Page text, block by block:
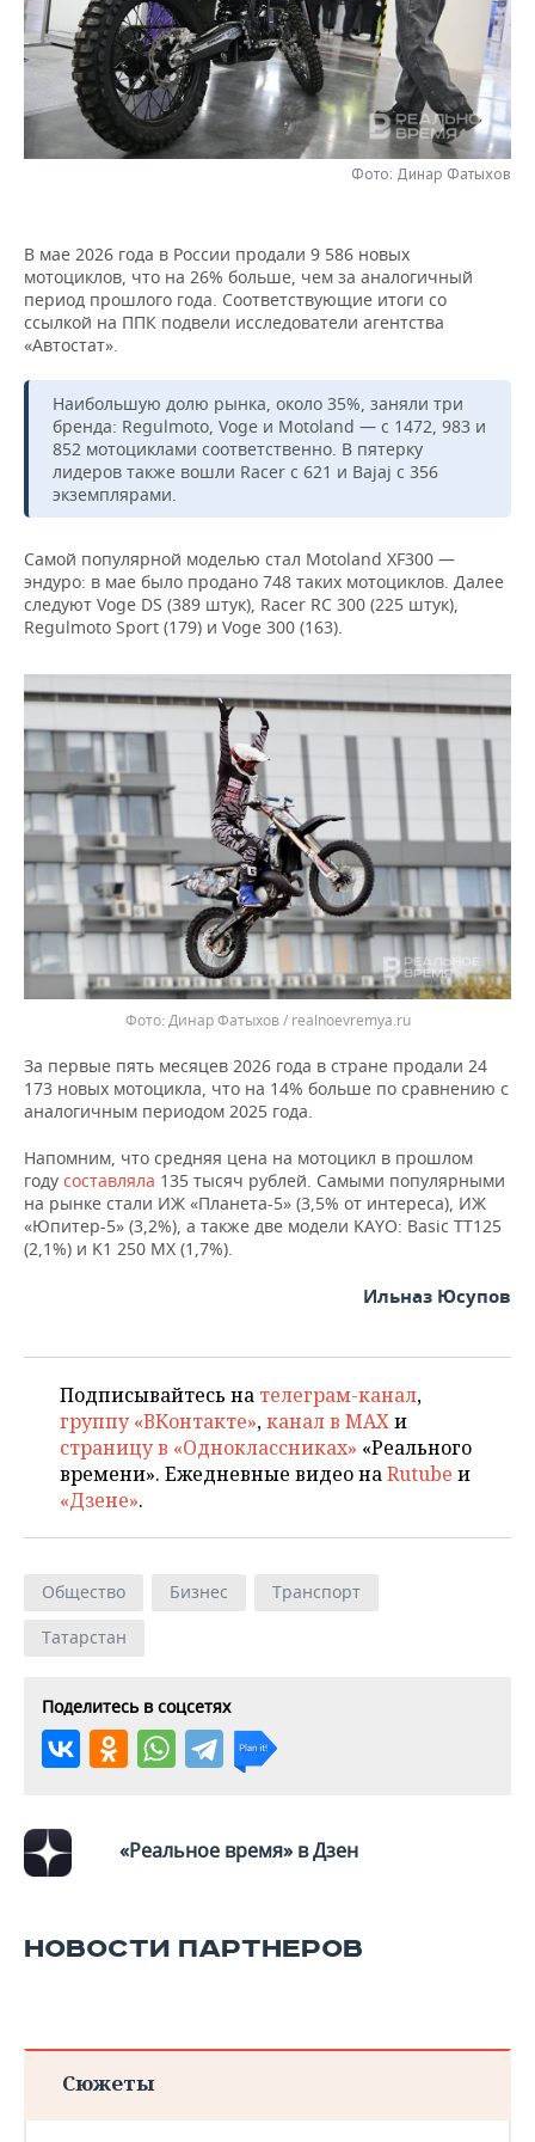
НЕФТЕХИМИЯ
НЕФТЬ
ОПК
РОЗНИЧНАЯ ТОРГОВЛЯ
ТРАНСПОРТ
УСЛУГИ
НОВОСТИ ТЕХНОЛОГИЙ
МЕДИА
МЕРОПРИЯТИЯ
НОВОСТИ МЕРОПРИЯТИЙ
ВЫЕЗДНАЯ РЕДАКЦИЯ
ONLINE-КОНФЕРЕНЦИИ
ОТКРЫТАЯ ЛЕКЦИЯ
СПОРТ
НОВОСТИ СПОРТА
ХОККЕЙ
БАСКЕТБОЛ
ВОЛЕЙБОЛ
КИБЕРСПОРТ
ФИГУРНОЕ КАТАНИЕ
ХОККЕЙ С МЯЧОМ
ОБЩЕСТВО
ВЛАСТЬ
ИНФРАСТРУКТУРА
ИСТОРИЯ
КУЛЬТУРА
МЕДИЦИНА
ПРОИСШЕСТВИЯ
СЮЖЕТЫ
СПРАВОЧНИК
СПИСОК ПЕРСОН
СПИСОК КОМПАНИЙ
ПОЛНАЯ ВЕРСИЯ
Фото: Динар Фатыхов
В мае 2026 года в России продали 9 586 новых
мотоциклов, что на 26% больше, чем за аналогичный
период прошлого года. Соответствующие итоги со
ссылкой на ППК подвели исследователи агентства
«Автостат».
Наибольшую долю рынка, около 35%, заняли три
бренда: Regulmoto, Voge и Motoland — с 1472, 983 и
852 мотоциклами соответственно. В пятерку
лидеров также вошли Racer с 621 и Bajaj с 356
экземплярами.
Самой популярной моделью стал Motoland XF300 —
эндуро: в мае было продано 748 таких мотоциклов. Далее
следуют Voge DS (389 штук), Racer RC 300 (225 штук),
Regulmoto Sport (179) и Voge 300 (163).
Динар Фатыхов / realnoevremya.ru
За первые пять месяцев 2026 года в стране продали 24
173 новых мотоцикла, что на 14% больше по сравнению с
аналогичным периодом 2025 года.
Напомним, что средняя цена на мотоцикл в прошлом
году составляла 135 тысяч рублей. Самыми популярными
на рынке стали ИЖ «Планета-5» (3,5% от интереса), ИЖ
«Юпитер-5» (3,2%), а также две модели KAYO: Basic TT125
(2,1%) и K1 250 MX (1,7%).
Ильназ Юсупов
Подписывайтесь на телеграм-канал,
группу «ВКонтакте»,канал в MAXи
страницу в «Одноклассниках» «Реального
времени». Ежедневные видео наRutube и
«Дзене».
Общество Бизнес
Транспорт
Татарстан
Поделитесь в соцсетях
«Реальное время» в Дзен
НОВОСТИ ПАРТНЕРОВ
Сюжеты